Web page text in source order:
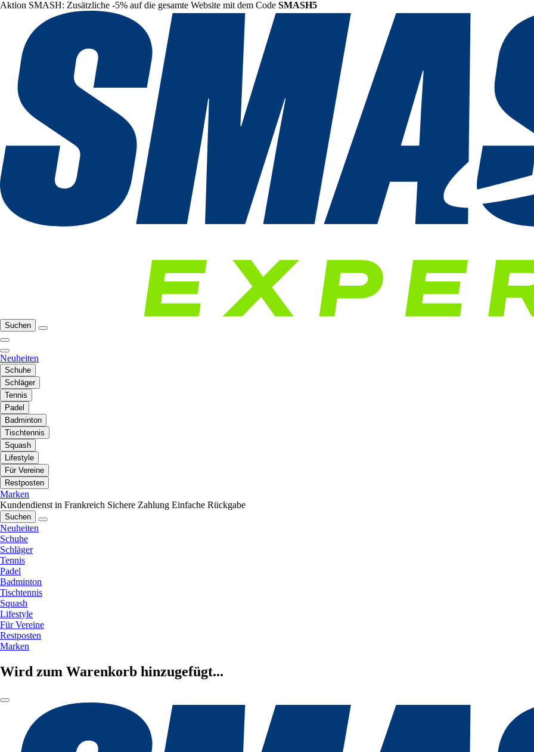
Aktion SMASH: Zusätzliche -5% auf die gesamte Website mit dem Code SMASH5
Suchen
Neuheiten
Schuhe
Schläger
Tennis
Padel
Badminton
Tischtennis
Squash
Lifestyle
Für Vereine
Restposten
Marken
Kundendienst in Frankreich Sichere Zahlung Einfache Rückgabe
Suchen
Neuheiten
Schuhe
Schläger
Tennis
Padel
Badminton
Tischtennis
Squash
Lifestyle
Für Vereine
Restposten
Marken
Wird zum Warenkorb hinzugefügt...